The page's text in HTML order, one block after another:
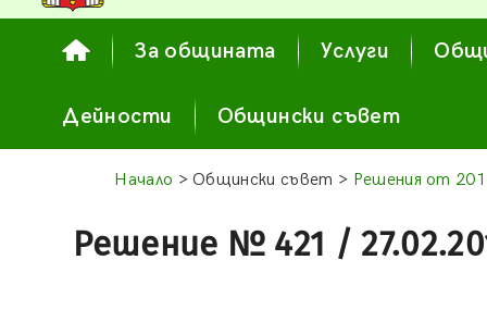
За общината Услуги
Дейности Общински съвет
Начало > Общински съвет > Решения от
Решение № 421 /